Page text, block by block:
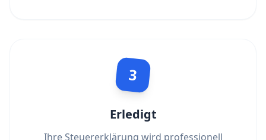
3
Erledigt
Ihre Steuererklärung wird professionell